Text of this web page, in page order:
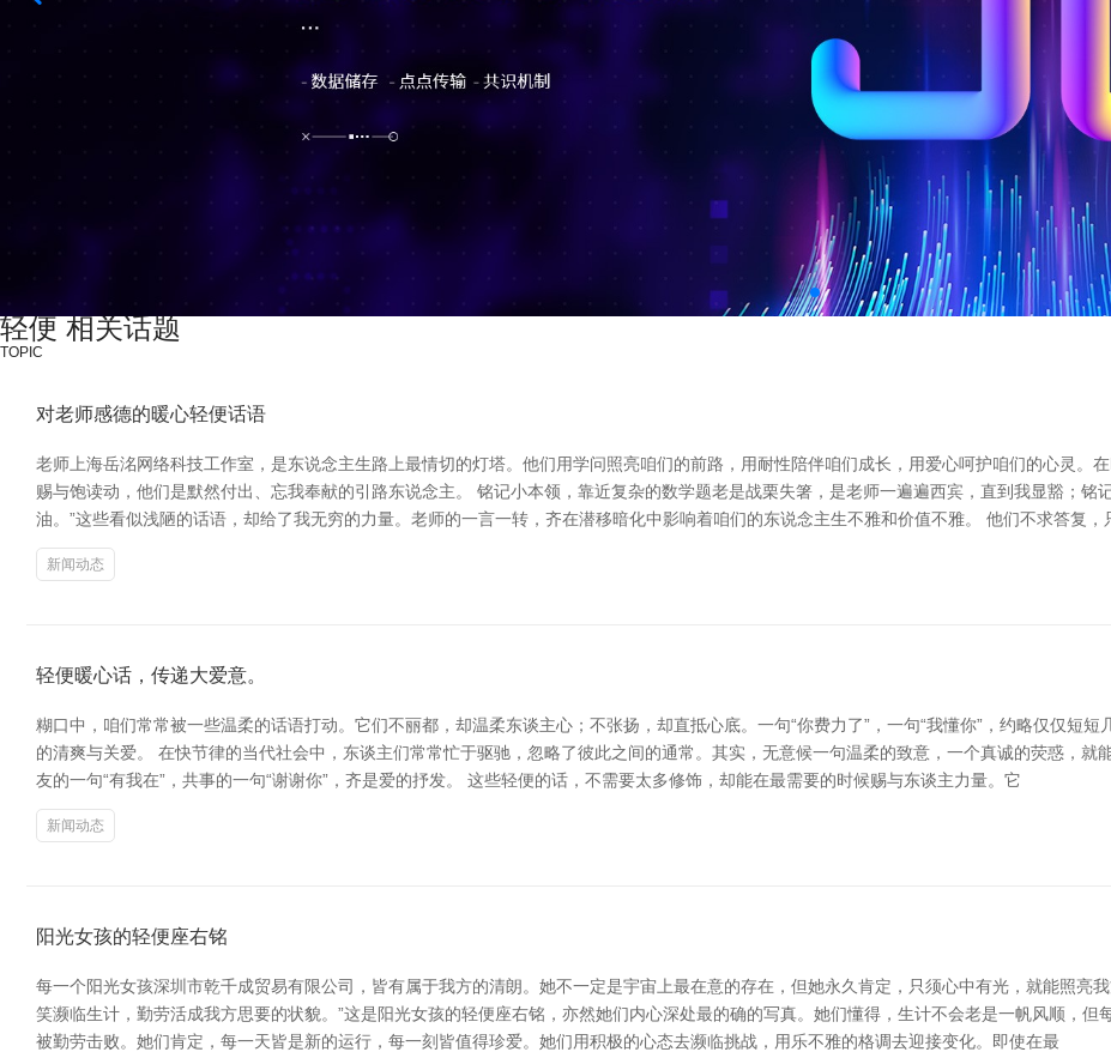
轻便 相关话题
TOPIC
对老师感德的暖心轻便话语
老师上海岳洺网络科技工作室，是东说念主生路上最情切的灯塔。他们用学问照亮咱们的前路，用耐性陪伴咱们成长，用爱心呵护咱们的心灵。
赐与饱读动，他们是默然付出、忘我奉献的引路东说念主。 铭记小本领，靠近复杂的数学题老是战栗失箸，是老师一遍遍西宾，直到我显豁；铭
油。”这些看似浅陋的话语，却给了我无穷的力量。老师的一言一转，齐在潜移暗化中影响着咱们的东说念主生不雅和价值不雅。 他们不求答复，
新闻动态
轻便暖心话，传递大爱意。
糊口中，咱们常常被一些温柔的话语打动。它们不丽都，却温柔东谈主心；不张扬，却直抵心底。一句“你费力了”，一句“我懂你”，约略仅仅短
的清爽与关爱。 在快节律的当代社会中，东谈主们常常忙于驱驰，忽略了彼此之间的通常。其实，无意候一句温柔的致意，一个真诚的荧惑，就
友的一句“有我在”，共事的一句“谢谢你”，齐是爱的抒发。 这些轻便的话，不需要太多修饰，却能在最需要的时候赐与东谈主力量。它
新闻动态
阳光女孩的轻便座右铭
每一个阳光女孩深圳市乾千成贸易有限公司，皆有属于我方的清朗。她不一定是宇宙上最在意的存在，但她永久肯定，只须心中有光，就能照亮
笑濒临生计，勤劳活成我方思要的状貌。”这是阳光女孩的轻便座右铭，亦然她们内心深处最的确的写真。她们懂得，生计不会老是一帆风顺，
被勤劳击败。她们肯定，每一天皆是新的运行，每一刻皆值得珍爱。她们用积极的心态去濒临挑战，用乐不雅的格调去迎接变化。即使在最